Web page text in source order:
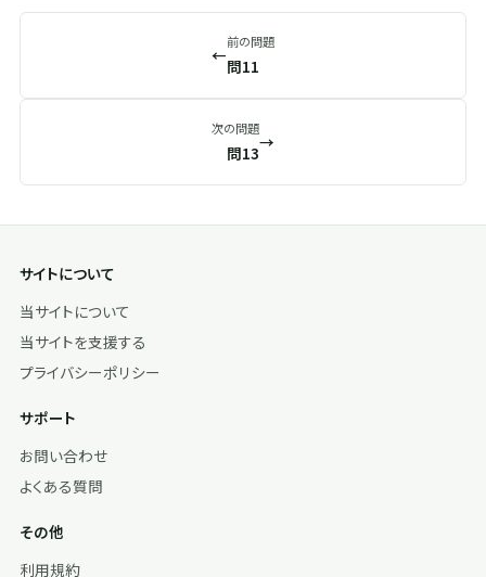
←
前の問題
問11
次の問題
問13
→
サイトについて
当サイトについて
当サイトを支援する
プライバシーポリシー
サポート
お問い合わせ
よくある質問
その他
利用規約